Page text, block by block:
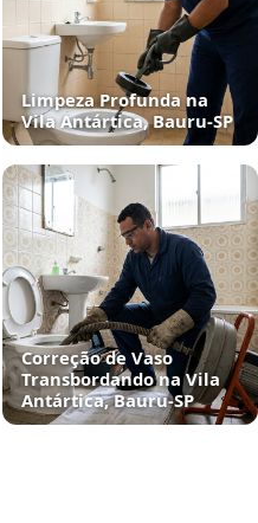
Limpeza Profunda na
Vila Antártica, Bauru‑SP
Correção de Vaso
Transbordando na Vila
Antártica, Bauru‑SP